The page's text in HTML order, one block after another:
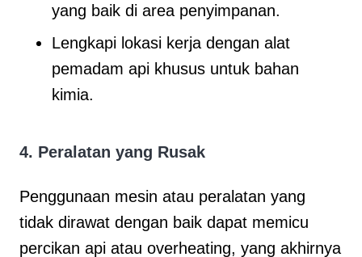
yang baik di area penyimpanan.
Lengkapi lokasi kerja dengan alat
pemadam api khusus untuk bahan
kimia.
4. Peralatan yang Rusak
Penggunaan mesin atau peralatan yang
tidak dirawat dengan baik dapat memicu
percikan api atau overheating, yang akhirnya